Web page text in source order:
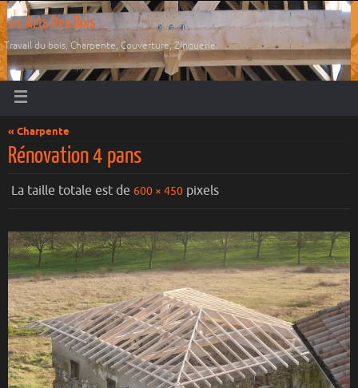
Les Arts Des Bois
Travail du bois, Charpente, Couverture, Zinguerie.
« Charpente
Rénovation 4 pans
La taille totale est de 600 × 450 pixels